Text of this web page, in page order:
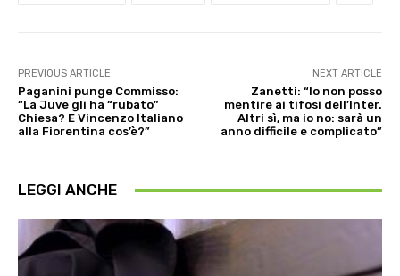
PREVIOUS ARTICLE
Paganini punge Commisso:
“La Juve gli ha “rubato”
Chiesa? E Vincenzo Italiano
alla Fiorentina cos’è?”
NEXT ARTICLE
Zanetti: “Io non posso
mentire ai tifosi dell’Inter.
Altri sì, ma io no: sarà un
anno difficile e complicato”
LEGGI ANCHE